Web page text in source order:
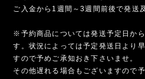
ご入金から1週間～3週間前後で発送
※予約商品については発送予定日か
す。状況によっては予定発送日より
すので予めご承知おき下さいませ。
その他遅れる場合もございますので